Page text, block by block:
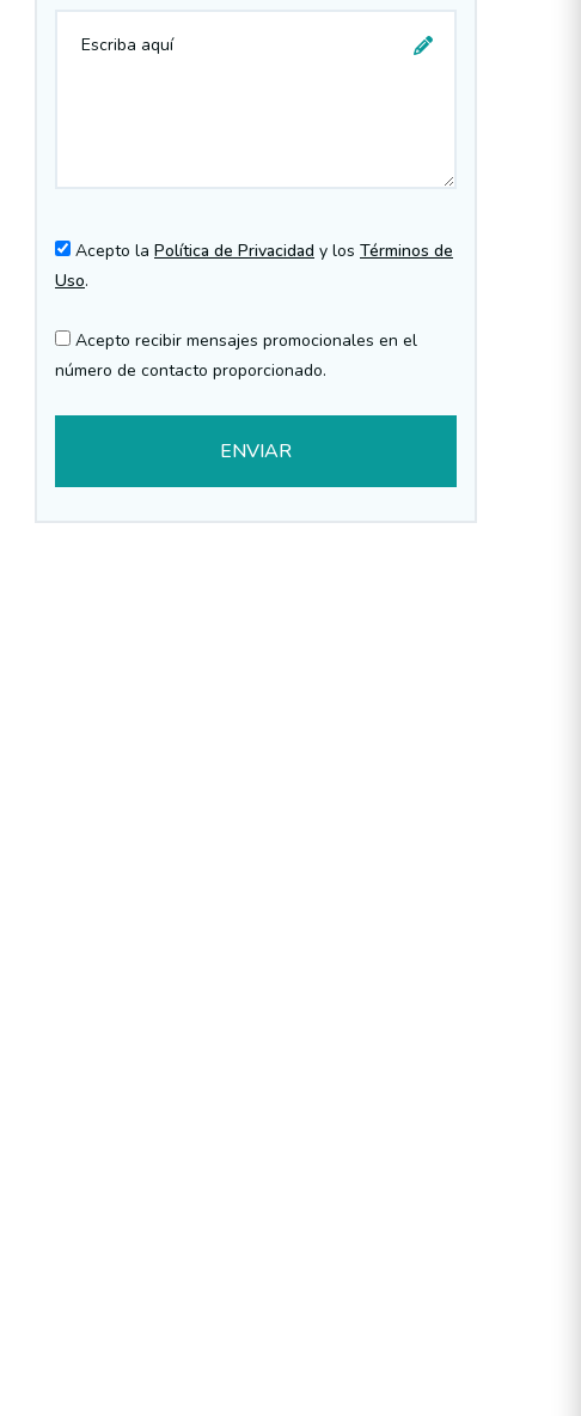
Acepto la Política de Privacidad y los Términos de
Uso.
Acepto recibir mensajes promocionales en el
número de contacto proporcionado.
ENVIAR